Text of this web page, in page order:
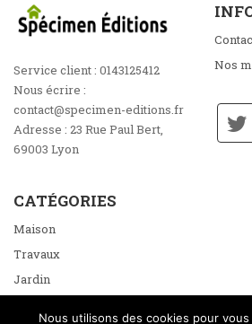
Service client : 0143125412
Nous écrire :
contact@specimen-editions.fr
Adresse : 23 Rue Paul Bert,
69003 Lyon
Nos
CATÉGORIES
Maison
Travaux
Jardin
Nous utilisons des cookies pour